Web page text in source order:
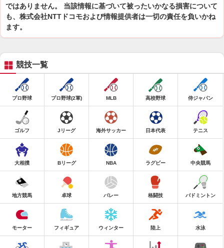
ではありません。 当該情報に基づいて被ったいかなる損害について
も、株式会社NTTドコモおよび情報提供者は一切の責任を負いかね
ます。
競技一覧
プロ野球 プロ野球(2軍) MLB 高校野球 侍ジャパン
ゴルフ Jリーグ 海外サッカー 日本代表 テニス
大相撲 Bリーグ NBA ラグビー 中央競馬
地方競馬 卓球 バレー 格闘技 バドミントン
モーター フィギュア ウィンター 陸上 水泳